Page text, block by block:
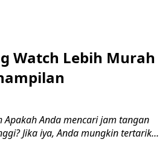
Watch Lebih Murah
Apakah Anda mencari jam tangan
Jika iya, Anda mungkin tertarik...